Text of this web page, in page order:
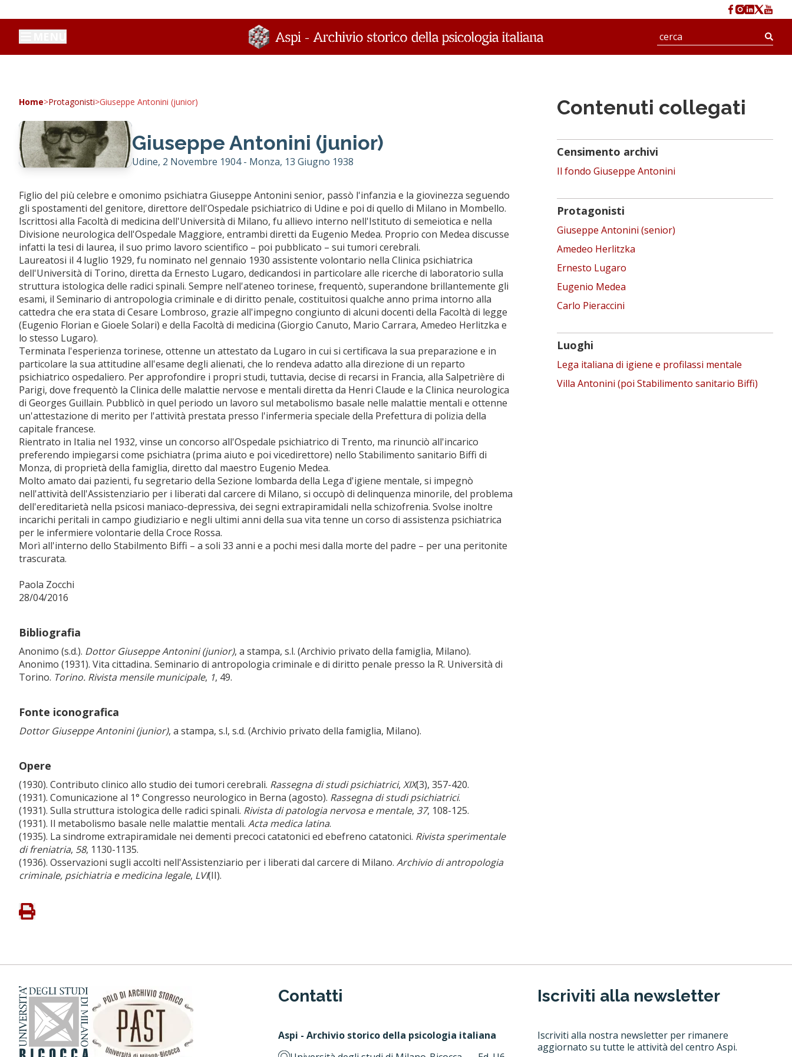
Home>Protagonisti>Giuseppe Antonini (junior)
Giuseppe Antonini (junior)
Udine, 2 Novembre 1904 - Monza, 13 Giugno 1938
Figlio del più celebre e omonimo psichiatra Giuseppe Antonini senior, passò l'infanzia e la giovinezza seguendo
gli spostamenti del genitore, direttore dell'Ospedale psichiatrico di Udine e poi di quello di Milano in Mombello.
Iscrittosi alla Facoltà di medicina dell'Università di Milano, fu allievo interno nell'Istituto di semeiotica e nella
Divisione neurologica dell'Ospedale Maggiore, entrambi diretti da Eugenio Medea. Proprio con Medea discusse
infatti la tesi di laurea, il suo primo lavoro scientifico – poi pubblicato – sui tumori cerebrali.
Laureatosi il 4 luglio 1929, fu nominato nel gennaio 1930 assistente volontario nella Clinica psichiatrica
dell'Università di Torino, diretta da Ernesto Lugaro, dedicandosi in particolare alle ricerche di laboratorio sulla
struttura istologica delle radici spinali. Sempre nell'ateneo torinese, frequentò, superandone brillantemente gli
esami, il Seminario di antropologia criminale e di diritto penale, costituitosi qualche anno prima intorno alla
cattedra che era stata di Cesare Lombroso, grazie all'impegno congiunto di alcuni docenti della Facoltà di legge
(Eugenio Florian e Gioele Solari) e della Facoltà di medicina (Giorgio Canuto, Mario Carrara, Amedeo Herlitzka e
lo stesso Lugaro).
Terminata l'esperienza torinese, ottenne un attestato da Lugaro in cui si certificava la sua preparazione e in
particolare la sua attitudine all'esame degli alienati, che lo rendeva adatto alla direzione di un reparto
psichiatrico ospedaliero. Per approfondire i propri studi, tuttavia, decise di recarsi in Francia, alla Salpetrière di
Parigi, dove frequentò la Clinica delle malattie nervose e mentali diretta da Henri Claude e la Clinica neurologica
di Georges Guillain. Pubblicò in quel periodo un lavoro sul metabolismo basale nelle malattie mentali e ottenne
un'attestazione di merito per l'attività prestata presso l'infermeria speciale della Prefettura di polizia della
capitale francese.
Rientrato in Italia nel 1932, vinse un concorso all'Ospedale psichiatrico di Trento, ma rinunciò all'incarico
preferendo impiegarsi come psichiatra (prima aiuto e poi vicedirettore) nello Stabilimento sanitario Biffi di
Monza, di proprietà della famiglia, diretto dal maestro Eugenio Medea.
Molto amato dai pazienti, fu segretario della Sezione lombarda della Lega d'igiene mentale, si impegnò
nell'attività dell'Assistenziario per i liberati dal carcere di Milano, si occupò di delinquenza minorile, del problema
dell'ereditarietà nella psicosi maniaco-depressiva, dei segni extrapiramidali nella schizofrenia. Svolse inoltre
incarichi peritali in campo giudiziario e negli ultimi anni della sua vita tenne un corso di assistenza psichiatrica
per le infermiere volontarie della Croce Rossa.
Morì all'interno dello Stabilmento Biffi – a soli 33 anni e a pochi mesi dalla morte del padre – per una peritonite
trascurata.
Paola Zocchi
28/04/2016
Bibliografia
Anonimo (s.d.). Dottor Giuseppe Antonini (junior), a stampa, s.l. (Archivio privato della famiglia, Milano).
Anonimo (1931). Vita cittadina.Seminario di antropologia criminale e di diritto penale presso la R. Università di
Torino. Torino. Rivista mensile municipale, 1, 49.
Fonte iconografica
Dottor Giuseppe Antonini (junior), a stampa, s.l, s.d. (Archivio privato della famiglia, Milano).
Opere
(1930). Contributo clinico allo studio dei tumori cerebrali. Rassegna di studi psichiatrici, XIX(3), 357-420.
(1931). Comunicazione al 1° Congresso neurologico in Berna (agosto). Rassegna di studi psichiatrici.
(1931). Sulla struttura istologica delle radici spinali. Rivista di patologia nervosa e mentale, 37, 108-125.
(1931). Il metabolismo basale nelle malattie mentali. Acta medica latina.
(1935). La sindrome extrapiramidale nei dementi precoci catatonici ed ebefreno catatonici. Rivista sperimentale
di freniatria, 58, 1130-1135.
(1936). Osservazioni sugli accolti nell'Assistenziario per i liberati dal carcere di Milano. Archivio di antropologia
criminale, psichiatria e medicina legale, LVI(II).
Contenuti collegati
Censimento archivi
Il fondo Giuseppe Antonini
Protagonisti
Giuseppe Antonini (senior)
Amedeo Herlitzka
Ernesto Lugaro
Eugenio Medea
Carlo Pieraccini
Luoghi
Lega italiana di igiene e profilassi mentale
Villa Antonini (poi Stabilimento sanitario Biffi)
Contatti
Aspi - Archivio storico della psicologia italiana
Iscriviti alla newsletter
Iscriviti alla nostra newsletter per rimanere
aggiornato su tutte le attività del centro Aspi.